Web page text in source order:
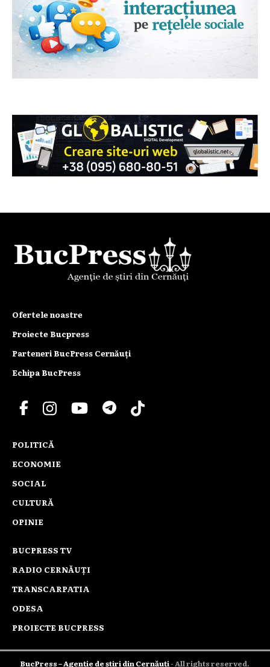
Ofertele noastre
Proiecte Bucpress
Parteneri BucPress Cernăuți
Echipa BucPress
POLITICĂ
ECONOMIE
SOCIAL
CULTURĂ
OPINIE
BUCPRESS TV
RADIO CERNĂUȚI
TRANSCARPATIA
ODESA
PROIECTE BUCPRESS
BucPress – Agenție de știri din Cernăuți- All rights reserved.